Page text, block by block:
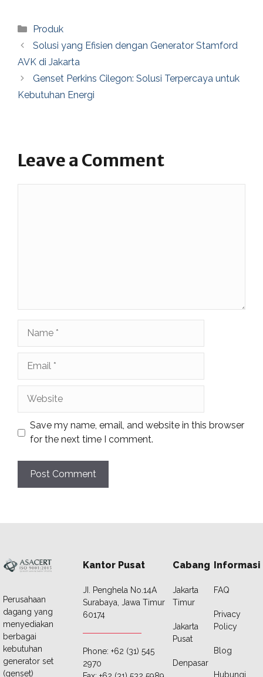
Categories
Produk
Solusi yang Efisien dengan Generator Stamford
AVK di Jakarta
Genset Perkins Cilegon: Solusi Terpercaya untuk
Kebutuhan Energi
Leave a Comment
Save my name, email, and website in this browser
for the next time I comment.
Perusahaan
dagang yang
menyediakan
berbagai
kebutuhan
generator set
(genset)
Kantor Pusat
JI. Penghela No.14A
Surabaya, Jawa Timur
60174
Phone: +62 (31) 545
2970
Cabang
Jakarta
Timur
Jakarta
Pusat
Denpasar
Informasi
FAQ
Privacy
Policy
Blog
Hubungi